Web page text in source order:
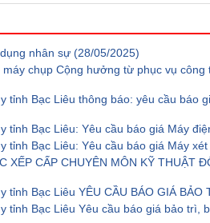
nhân sự (28/05/2025)
chụp Cộng hưởng từ phục vụ
tỉnh Bạc Liêu thông báo: yêu cầu báo
tỉnh Bạc Liêu: Yêu cầu báo giá Máy
tỉnh Bạc Liêu: Yêu cầu báo giá Máy
XẾP CẤP CHUYÊN MÔN KỸ THUẬT
tỉnh Bạc Liêu YÊU CẦU BÁO GIÁ
tỉnh Bạc Liêu Yêu cầu báo giá bảo